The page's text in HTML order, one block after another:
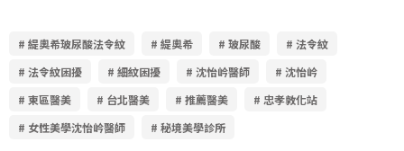
# 緹奧希玻尿酸法令紋 # 緹奧希 # 玻尿酸
# 法令紋
# 法令紋困擾
# 細紋困擾 # 沈怡岒醫師
# 沈怡岒
# 東區醫美
# 台北醫美 # 推薦醫美
# 忠孝敦化站
# 女性美學沈怡岒醫師
# 秘境美學診所